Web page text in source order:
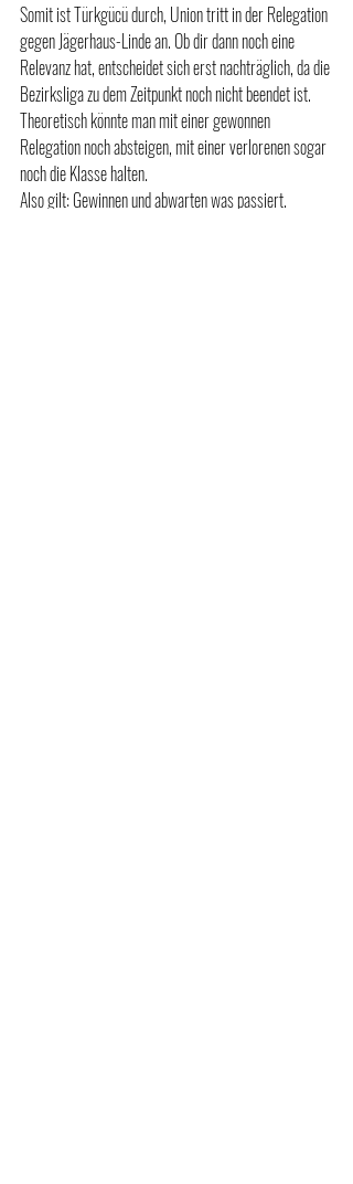
Somit ist Türkgücü durch, Union tritt in der Relegation
gegen Jägerhaus-Linde an. Ob dir dann noch eine
Relevanz hat, entscheidet sich erst nachträglich, da die
Bezirksliga zu dem Zeitpunkt noch nicht beendet ist.
Theoretisch könnte man mit einer gewonnen
Relegation noch absteigen, mit einer verlorenen sogar
noch die Klasse halten.
Also gilt: Gewinnen und abwarten was passiert.